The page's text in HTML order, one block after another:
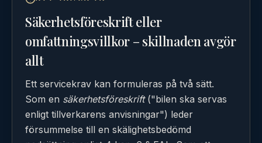
Säkerhetsföreskrift eller
omfattningsvillkor – skillnaden avgör
allt
Ett servicekrav kan formuleras på två sätt.
Som en säkerhetsföreskrift("bilen ska servas
enligt tillverkarens anvisningar") leder
försummelse till en skälighetsbedömd